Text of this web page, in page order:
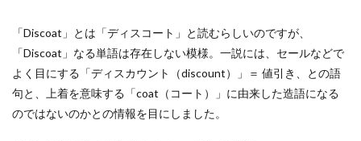
「Discoat」とは「ディスコート」と読むらしいのですが、
「Discoat」なる単語は存在しない模様。一説には、セールなどで
よく目にする「ディスカウント（discount）」＝ 値引き、との語
句と、上着を意味する「coat（コート）」に由来した造語になる
のではないのかとの情報を目にしました。